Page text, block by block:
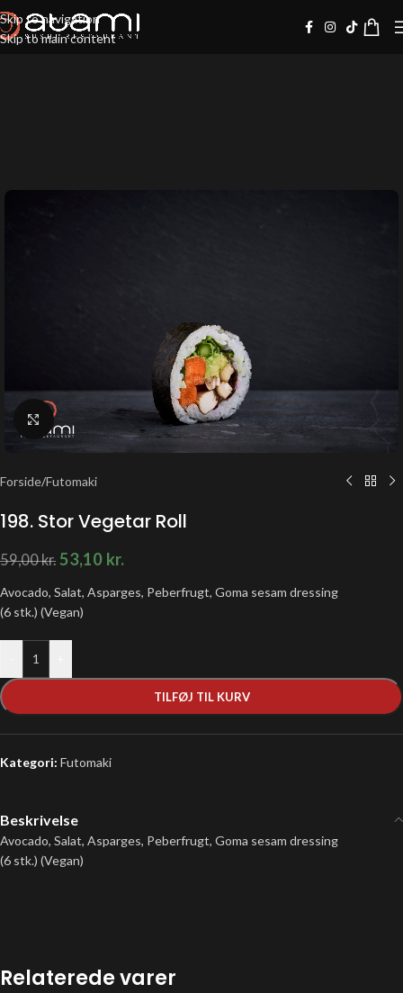
Skip to navigation
Skip to main content
Klik for at forstørre
Forside/Futomaki
198. Stor Vegetar Roll
59,00kr. 53,10 kr.
Avocado, Salat, Asparges, Peberfrugt, Goma sesam dressing
(6 stk.) (Vegan)
TILFØJ TIL KURV
Kategori: Futomaki
Beskrivelse
Avocado, Salat, Asparges, Peberfrugt, Goma sesam dressing
(6 stk.) (Vegan)
Relaterede varer